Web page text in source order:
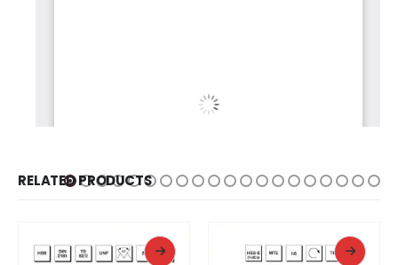
RELATED PRODUCTS
READ MORE READ MORE